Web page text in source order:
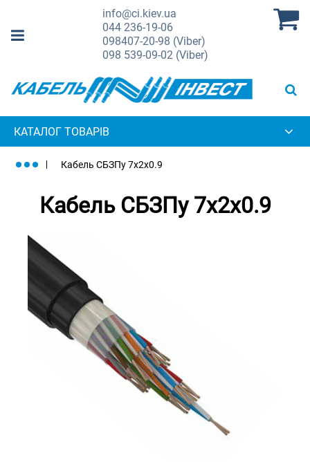
info@ci.kiev.ua
044236-19-06
098407-20-98 (Viber)
098 539-09-02 (Viber)
КАТАЛОГ ТОВАРІВ
Кабель СБЗПу 7х2х0.9
Кабель СБЗПу 7х2х0.9